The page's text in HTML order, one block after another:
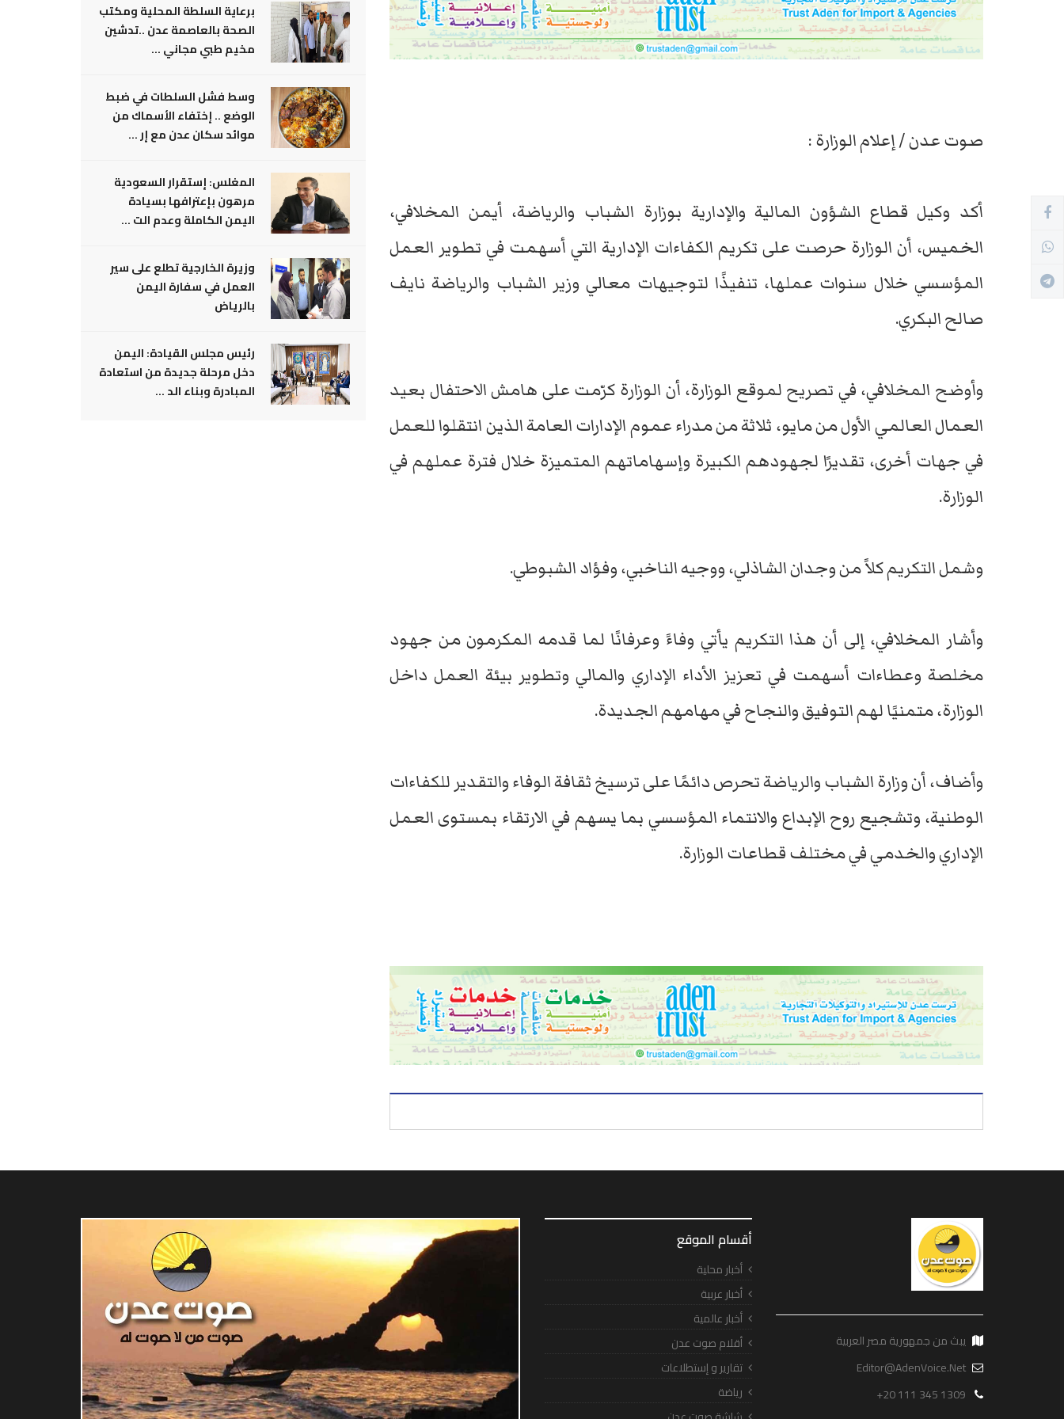
صوت عدن / إعلام الوزارة :
أكد وكيل قطاع الشؤون المالية والإدارية بوزارة الشباب والرياضة، أيمن المخلافي،
الخميس، أن الوزارة حرصت على تكريم الكفاءات الإدارية التي أسهمت في تطوير العمل
المؤسسي خلال سنوات عملها، تنفيذًا لتوجيهات معالي وزير الشباب والرياضة نايف
صالح البكري.
وأوضح المخلافي، في تصريح لموقع الوزارة، أن الوزارة كرّمت على هامش الاحتفال بعيد
العمال العالمي الأول من مايو، ثلاثة من مدراء عموم الإدارات العامة الذين انتقلوا للعمل
في جهات أخرى، تقديرًا لجهودهم الكبيرة وإسهاماتهم المتميزة خلال فترة عملهم في
الوزارة.
وشمل التكريم كلاً من وجدان الشاذلي، ووجيه الناخبي، وفؤاد الشبوطي.
وأشار المخلافي، إلى أن هذا التكريم يأتي وفاءً وعرفانًا لما قدمه المكرمون من جهود
مخلصة وعطاءات أسهمت في تعزيز الأداء الإداري والمالي وتطوير بيئة العمل داخل
الوزارة، متمنيًا لهم التوفيق والنجاح في مهامهم الجديدة.
وأضاف، أن وزارة الشباب والرياضة تحرص دائمًا على ترسيخ ثقافة الوفاء والتقدير للكفاءات
الوطنية، وتشجيع روح الإبداع والانتماء المؤسسي بما يسهم في الارتقاء بمستوى العمل
الإداري والخدمي في مختلف قطاعات الوزارة.
برعاية السلطة المحلية ومكتب
الصحة بالعاصمة عدن ..تدشين
مخيم طبي مجاني ...
وسط فشل السلطات في ضبط
الوضع .. إختفاء الأسماك من
موائد سكان عدن مع إر ...
المغلس: إستقرار السعودية
مرهون بإعترافها بسيادة
اليمن الكاملة وعدم الت ...
وزيرة الخارجية تطلع على سير
العمل في سفارة اليمن
بالرياض
رئيس مجلس القيادة: اليمن
دخل مرحلة جديدة من استعادة
المبادرة وبناء الد ...
يبث من جمهورية مصر العربية
Editor@AdenVoice.Net
+20 111 345 1309
أقسام الموقع
أخبار محلية
أخبار عربية
أخبار عالمية
أقلام صوت عدن
تقارير و إستطلاعات
رياضة